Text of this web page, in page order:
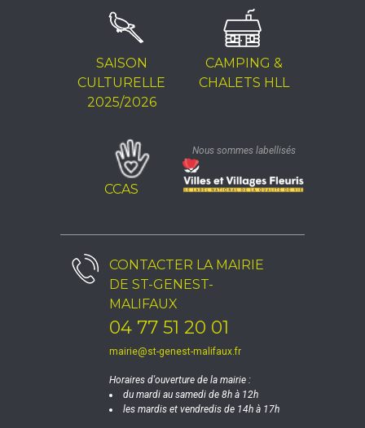
SAISON
CULTURELLE
2025/2026
CAMPING &
CHALETS HLL
CCAS
Nous sommes labellisés
CONTACTER LA MAIRIE
DE ST-GENEST-
MALIFAUX
04 77 51 20 01
mairie@st-genest-malifaux.fr
Horaires d'ouverture de la mairie :
du mardi au samedi de 8h à 12h
les mardis et vendredis de 14h à 17h